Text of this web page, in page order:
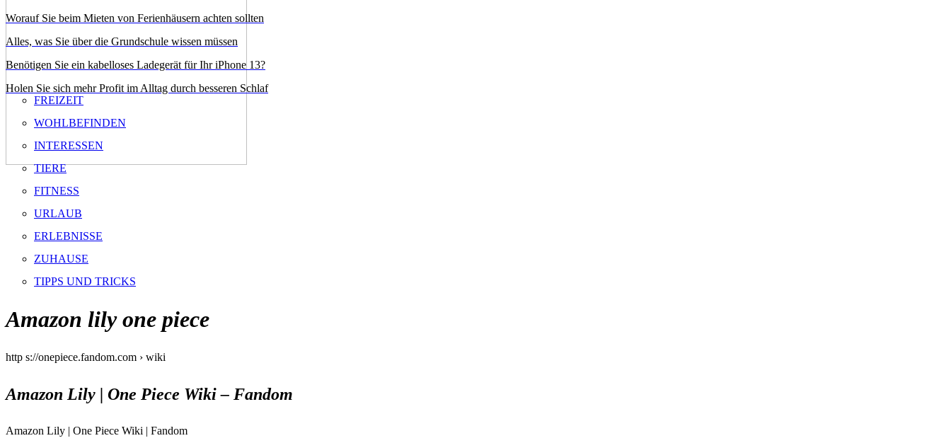
Worauf Sie beim Mieten von Ferienhäusern achten sollten
Alles, was Sie über die Grundschule wissen müssen
Benötigen Sie ein kabelloses Ladegerät für Ihr iPhone 13?
Holen Sie sich mehr Profit im Alltag durch besseren Schlaf
FREIZEIT
WOHLBEFINDEN
INTERESSEN
TIERE
FITNESS
URLAUB
ERLEBNISSE
ZUHAUSE
TIPPS UND TRICKS
Amazon lily one piece
http s://onepiece.fandom.com › wiki
Amazon Lily | One Piece Wiki – Fandom
Amazon Lily | One Piece Wiki | Fandom